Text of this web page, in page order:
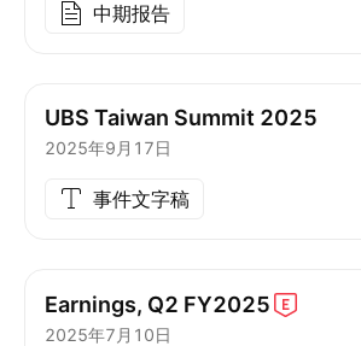
中期报告
UBS Taiwan Summit 2025
2025年9月17日
事件文字稿
Earnings, Q2 FY2025
2025年7月10日